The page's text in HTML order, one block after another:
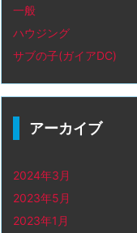
一般
ハウジング
サブの子(ガイアDC)
アーカイブ
2024年3月
2023年5月
2023年1月